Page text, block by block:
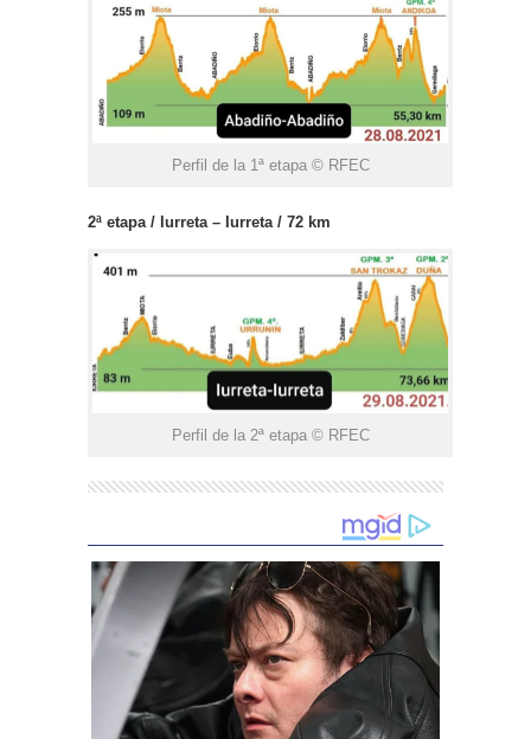
Perfil de la 1ª etapa © RFEC
2ª etapa / Iurreta – Iurreta / 72 km
Perfil de la 2ª etapa © RFEC